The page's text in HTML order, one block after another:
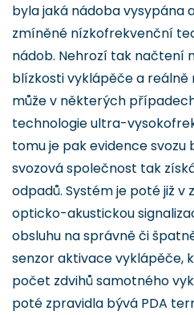
byla jaká nádoba vysypána
zmíněné nízkofrekvenční
nádob. Nehrozí tak načtení
blízkosti vyklápěče a reálně
může v některých
technologie ultra-
tomu je pak evidence
svozová společnost tak
odpadů. Systém je poté již v
opticko-akustickou
obsluhu na správně či
senzor aktivace vyklápěče,
počet zdvihů samotného
poté zpravidla bývá PDA